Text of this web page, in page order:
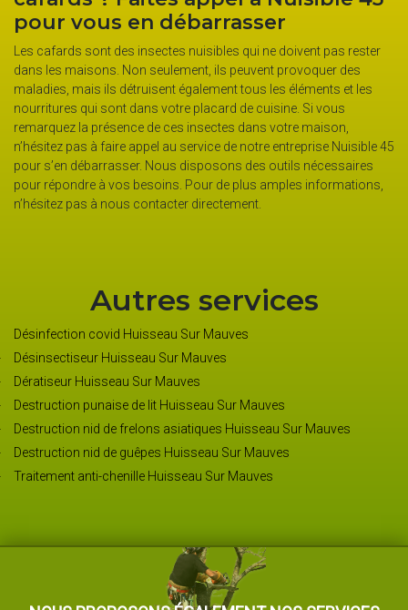
pour vous en débarrasser
Les cafards sont des insectes nuisibles qui ne doivent pas rester
dans les maisons. Non seulement, ils peuvent provoquer des
maladies, mais ils détruisent également tous les éléments et les
nourritures qui sont dans votre placard de cuisine. Si vous
remarquez la présence de ces insectes dans votre maison,
n’hésitez pas à faire appel au service de notre entreprise Nuisible 45
pour s’en débarrasser. Nous disposons des outils nécessaires
pour répondre à vos besoins. Pour de plus amples informations,
n’hésitez pas à nous contacter directement.
Autres services
Désinfection covid Huisseau Sur Mauves
Désinsectiseur Huisseau Sur Mauves
Dératiseur Huisseau Sur Mauves
Destruction punaise de lit Huisseau Sur Mauves
Destruction nid de frelons asiatiques Huisseau Sur Mauves
Destruction nid de guêpes Huisseau Sur Mauves
Traitement anti-chenille Huisseau Sur Mauves